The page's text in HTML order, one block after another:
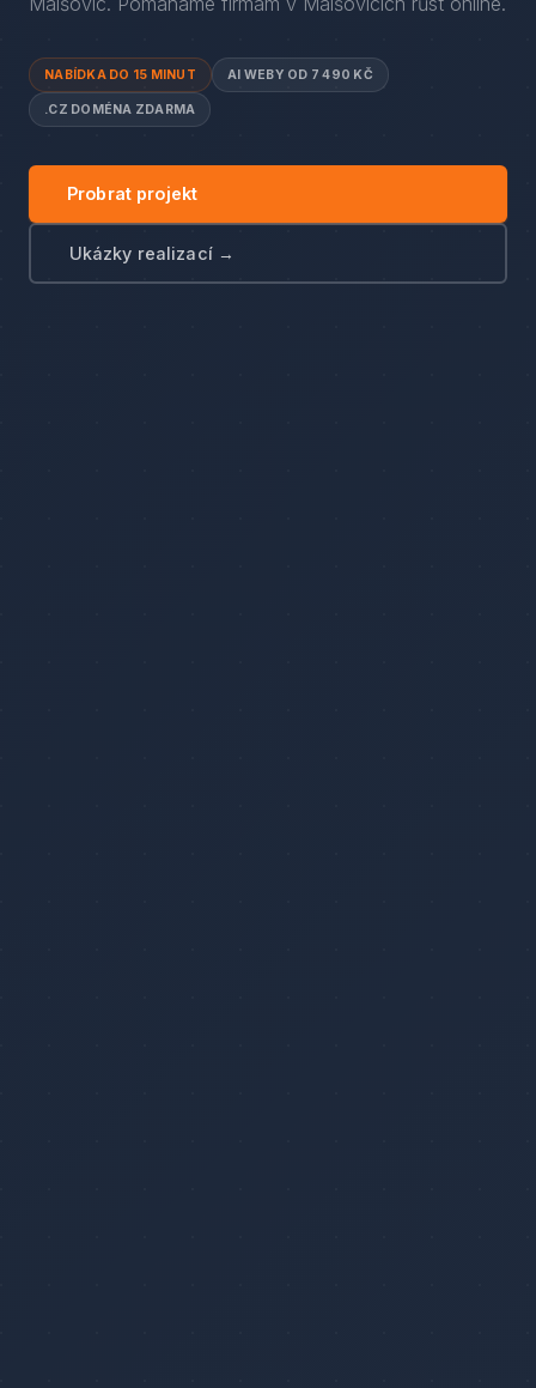
NABÍDKA DO 15 MINUT AI WEBY OD 7 490 KČ
.CZ DOMÉNA ZDARMA
Probrat projekt
Ukázky realizací →